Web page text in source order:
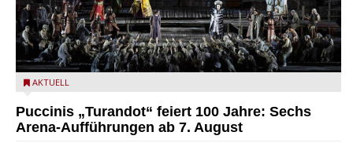
Turandot in der Arena von Verona - Ennevi für Fondazione
AKTUELL
Puccinis „Turandot“ feiert 100 Jahre: Sechs
Arena-Aufführungen ab 7. August